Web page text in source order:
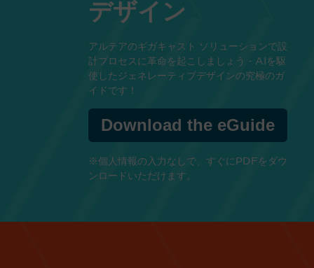
デザイン
アルテアのギガキャスト ソリューションで設
計プロセスに革命を起こしましょう - AIを駆
使したジェネレーティブデザインの究極のガ
イドです！
Download the eGuide
※個人情報の入力なしで、すぐにPDFをダウ
ンロードいただけます。